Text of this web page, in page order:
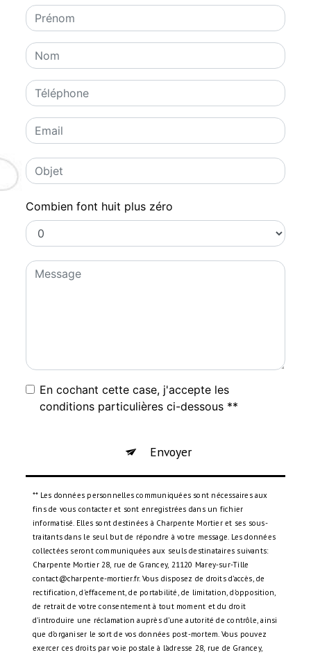
Combien font huit plus zéro
En cochant cette case, j'accepte les
conditions particulières ci-dessous **
Envoyer
** Les données personnelles communiquées sont nécessaires aux
fins de vous contacter et sont enregistrées dans un fichier
informatisé. Elles sont destinées à Charpente Mortier et ses sous-
traitants dans le seul but de répondre à votre message. Les données
collectées seront communiquées aux seuls destinataires suivants:
Charpente Mortier 28, rue de Grancey, 21120 Marey-sur-Tille
contact@charpente-mortier.fr. Vous disposez de droits d’accès, de
rectification, d’effacement, de portabilité, de limitation, d’opposition,
de retrait de votre consentement à tout moment et du droit
d’introduire une réclamation auprès d’une autorité de contrôle, ainsi
que d’organiser le sort de vos données post-mortem. Vous pouvez
exercer ces droits par voie postale à l'adresse 28, rue de Grancey,